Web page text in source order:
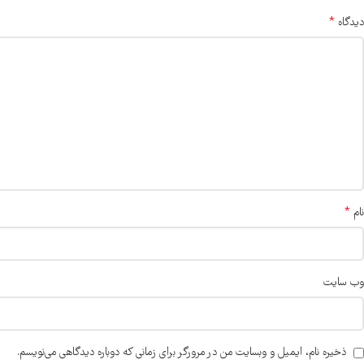
دیدگاه *
نام *
وب‌ سایت
ذخیره نام، ایمیل و وبسایت من در مرورگر برای زمانی که دوباره دیدگاهی می‌نویسم.